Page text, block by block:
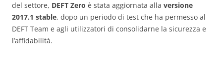
del settore, DEFT Zero è stata aggiornata alla versione
2017.1 stable, dopo un periodo di test che ha permesso al
DEFT Team e agli utilizzatori di consolidarne la sicurezza e
l’affidabilità.